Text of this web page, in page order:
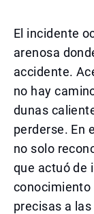
El incidente
arenosa
accidente.
no hay
dunas
perderse. En
no solo
que actuó de
conocimiento
precisas a